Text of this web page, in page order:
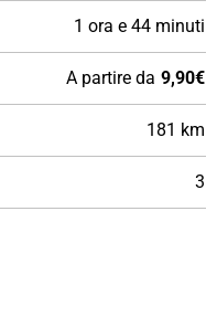
1 ora e 44 minuti
A partire da 9,90€
181 km
3